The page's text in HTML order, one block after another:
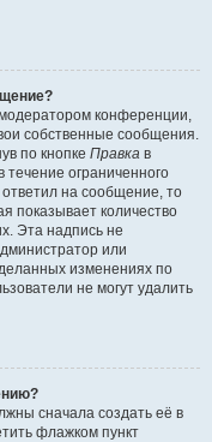
конференции,
собственные сообщения.
по кнопке Правка в
ограниченного
на сообщение, то
показывает количество
Эта надпись не
или
изменениях по
не могут удалить
сначала создать её в
флажком пункт